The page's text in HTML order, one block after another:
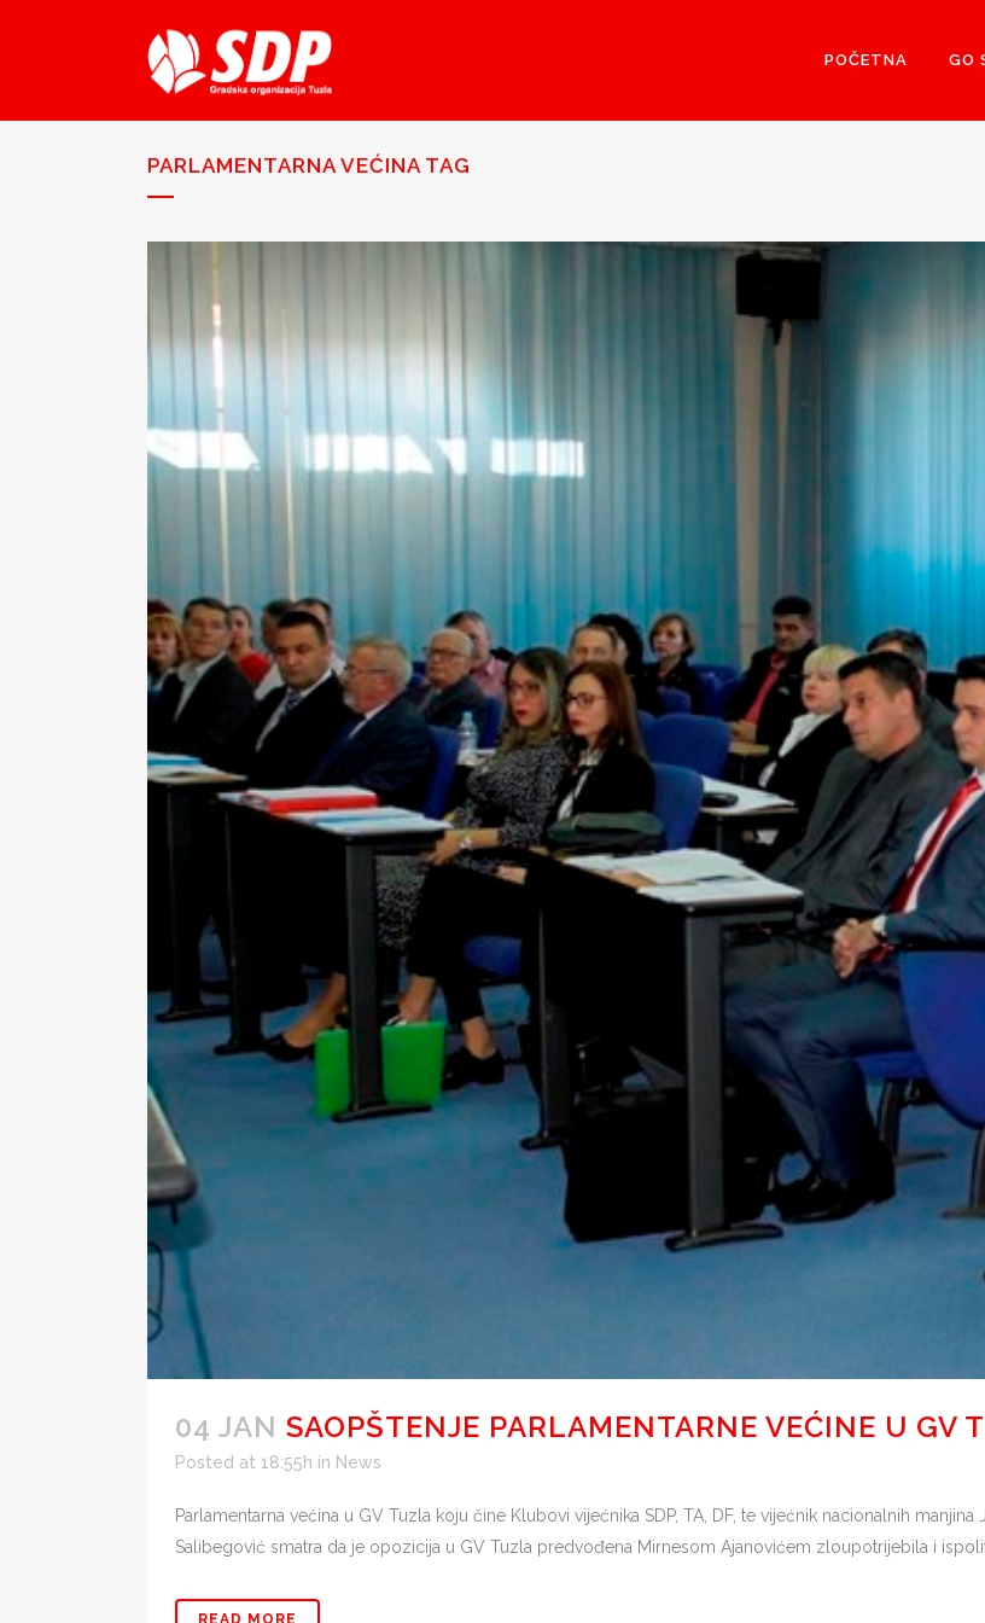
POČETNA GO
PARLAMENTARNA VEĆINA TAG
04 JAN SAOPŠTENJE PARLAMENTARNE VEĆINE U GV
Posted at 18:55h in News
Parlamentarna većina u GV Tuzla koju čine Klubovi vijećnika SDP, TA, DF, te vijećnik nacionalnih
Salibegović smatra da je opozicija u GV Tuzla predvođena Mirnesom Ajanovićem zloupotrijebila i
READ MORE